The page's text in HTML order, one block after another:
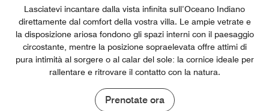
Lasciatevi incantare dalla vista infinita sull’Oceano Indiano
direttamente dal comfort della vostra villa. Le ampie vetrate e
la disposizione ariosa fondono gli spazi interni con il paesaggio
circostante, mentre la posizione sopraelevata offre attimi di
pura intimità al sorgere o al calar del sole: la cornice ideale per
rallentare e ritrovare il contatto con la natura.
Prenotate ora